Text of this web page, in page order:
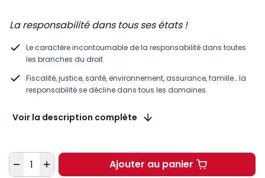
La responsabilité dans tous ses états !
Le caractère incontournable de la responsabilité dans toutes
les branches du droit
Fiscalité, justice, santé, environnement, assurance, famille… la
responsabilité se décline dans tous les domaines.
Voir la description complète
Quantité Ajouter au panierJustice et cassation